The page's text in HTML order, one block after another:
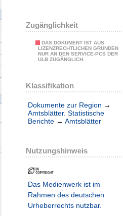
Zugänglichkeit
DAS DOKUMENT IST AUS
LIZENZRECHTLICHEN GRÜNDEN
NUR AN DEN SERVICE-PCS DER
ULB ZUGÄNGLICH.
Klassifikation
Dokumente zur Region →
Amtsblätter. Statistische
Berichte → Amtsblätter
Nutzungshinweis
Das Medienwerk ist im
Rahmen des deutschen
Urheberrechts nutzbar.